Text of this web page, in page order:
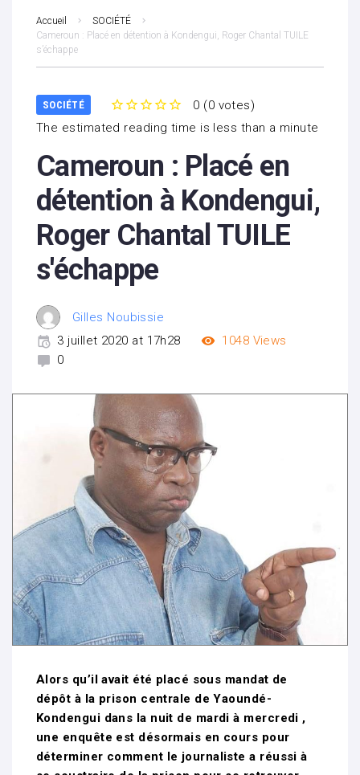
Accueil
SOCIÉTÉ
Cameroun : Placé en détention à Kondengui, Roger Chantal TUILE
s’échappe
SOCIÉTÉ
5
3
1
0 (0 votes)
The estimated reading time is less than a minute
Cameroun : Placé en
détention à Kondengui,
Roger Chantal TUILE
s'échappe
Gilles Noubissie
3 juillet 2020 at 17h28
1048 Views
0
Alors qu’il avait été placé sous mandat de
dépôt à la prison centrale de Yaoundé-
Kondengui dans la nuit de mardi à mercredi ,
une enquête est désormais en cours pour
déterminer comment le journaliste a réussi à